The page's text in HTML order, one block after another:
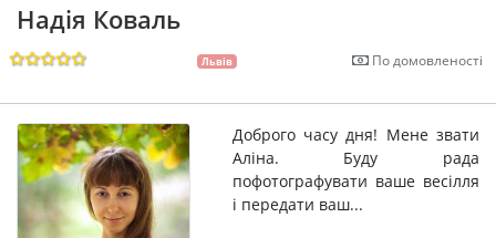
Надія Коваль
Львів По домовленості
Доброго часу дня! Мене звати
Аліна. Буду рада
пофотографувати ваше весілля
і передати ваш...